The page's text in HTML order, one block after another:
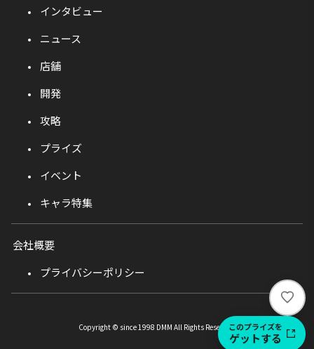
い
い
このプライズを
ゲットする
インタビュー
ニュース
店舗
開発
攻略
プライズ
イベント
キャラ特集
会社概要
プライバシーポリシー
Copyright © since 1998 DMM All Rights Reserved.